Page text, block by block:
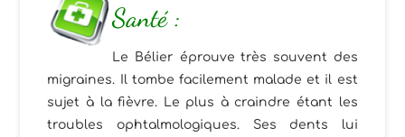
Santé :
Le Bélier éprouve très souvent des
migraines. Il tombe facilement malade et il est
sujet à la fièvre. Le plus à craindre étant les
troubles ophtalmologiques. Ses dents lui